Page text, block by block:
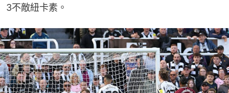
3不敵紐卡素。